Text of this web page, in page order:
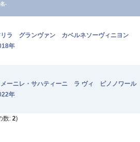
-
リラ グランヴァン カベルネソーヴィニヨン
年
メーニレ・サハティーニ ラ ヴィ ピノノワール
年
数: 2)